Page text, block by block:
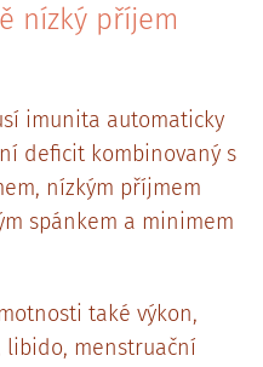
nízký příjem
imunita automaticky
deficit kombinovaný s
nízkým příjmem
spánkem a minimem
také výkon,
libido, menstruační